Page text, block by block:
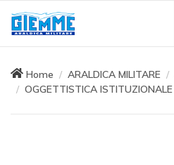
Home ARALDICA MILITARE
OGGETTISTICA ISTITUZIONALE